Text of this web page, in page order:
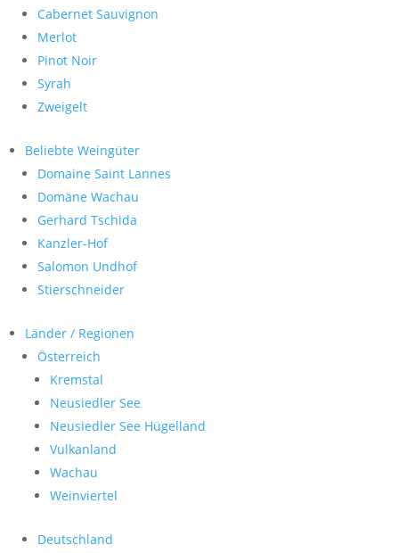
Cabernet Sauvignon
Merlot
Pinot Noir
Syrah
Zweigelt
Beliebte Weingüter
Domaine Saint Lannes
Domäne Wachau
Gerhard Tschida
Kanzler-Hof
Salomon Undhof
Stierschneider
Länder / Regionen
Österreich
Kremstal
Neusiedler See
Neusiedler See Hügelland
Vulkanland
Wachau
Weinviertel
Deutschland